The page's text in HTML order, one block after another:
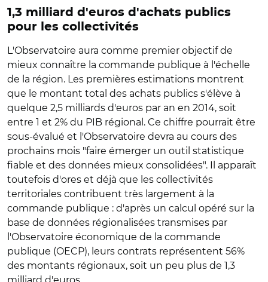
1,3 milliard d'euros d'achats publics
pour les collectivités
L'Observatoire aura comme premier objectif de
mieux connaître la commande publique à l'échelle
de la région. Les premières estimations montrent
que le montant total des achats publics s'élève à
quelque 2,5 milliards d'euros par an en 2014, soit
entre 1 et 2% du PIB régional. Ce chiffre pourrait être
sous-évalué et l'Observatoire devra au cours des
prochains mois "faire émerger un outil statistique
fiable et des données mieux consolidées". Il apparaît
toutefois d'ores et déjà que les collectivités
territoriales contribuent très largement à la
commande publique : d'après un calcul opéré sur la
base de données régionalisées transmises par
l'Observatoire économique de la commande
publique (OECP), leurs contrats représentent 56%
des montants régionaux, soit un peu plus de 1,3